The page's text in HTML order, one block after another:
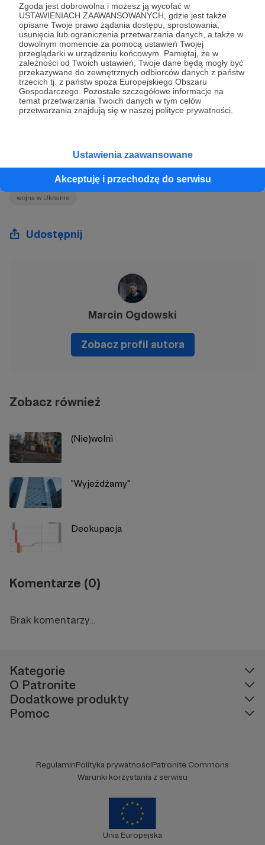
Zgoda jest dobrowolna i możesz ją wycofać w
USTAWIENIACH ZAAWANSOWANYCH, gdzie jest także
opisane Twoje prawo żądania dostępu, sprostowania,
usunięcia lub ograniczenia przetwarzania danych, a także w
dowolnym momencie za pomocą ustawień Twojej
przeglądarki w urządzeniu końcowym. Pamiętaj, że w
zależności od Twoich ustawień, Twoje dane będą mogły być
przekazywane do zewnętrznych odbiorców danych z państw
trzecich tj. z państw spoza Europejskiego Obszaru
Gospodarczego. Pozostałe szczegółowe informacje na
temat przetwarzania Twoich danych w tym celów
przetwarzania znajdują się w naszej polityce prywatności.
Ustawienia zaawansowane
Akceptuję i przechodzę do serwisu
spotkanie autorskie Marcina Ogdowskiego Brzeg WarTalk
wojna w Ukrainie
Udostępnij
Marcin Ogdowski
Zobacz profil autora
Zobacz również
(Nie)wolni
"Wyjeżdżamy"
Deokupacja
Komentarze (0)
Brak komentarzy...
Kategorie
O Patronite
Dodatkowe produkty
Pomoc
RegulaminPolityka prywatnościPatronite Commons
Warunki korzystania z serwisu
Unia Europejska